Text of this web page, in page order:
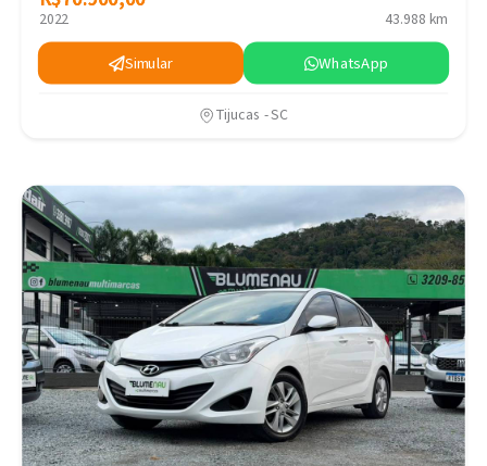
2022 43.988 km
Simular WhatsApp
Tijucas - SC